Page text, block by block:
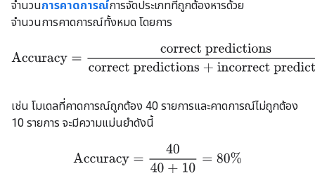
จำนวนการคาดการณ์การจัดประเภทที่ถูกต้องหารด้วย
จำนวนการคาดการณ์ทั้งหมด โดยการ
Accuracy correct predictions + incorrect
เช่น โมเดลที่คาดการณ์ถูกต้อง 40 รายการและคาดการณ์ไม่ถูกต้อง
10 รายการ จะมีความแม่นยำดังนี้
40 + 10 80%